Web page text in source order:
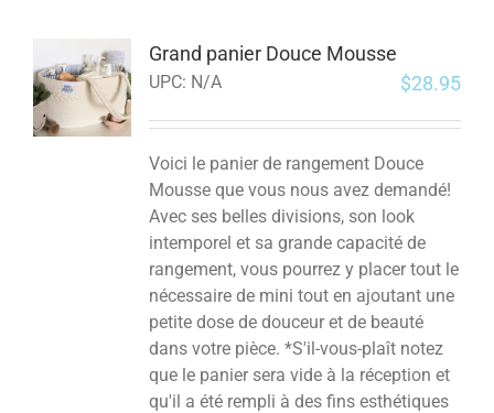
Grand panier Douce Mousse
UPC: N/A $28.95
Voici le panier de rangement Douce
Mousse que vous nous avez demandé!
Avec ses belles divisions, son look
intemporel et sa grande capacité de
rangement, vous pourrez y placer tout le
nécessaire de mini tout en ajoutant une
petite dose de douceur et de beauté
dans votre pièce. *S'il-vous-plaît notez
que le panier sera vide à la réception et
qu'il a été rempli à des fins esthétiques